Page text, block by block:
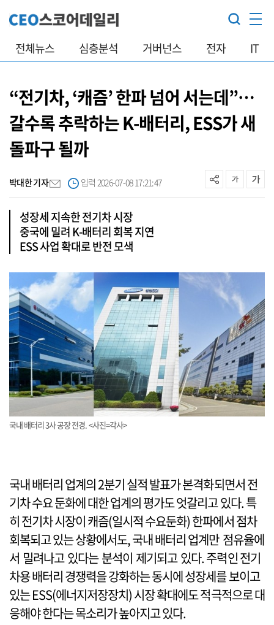
전체뉴스 심층분석 거버넌스 전자 IT
“전기차, ‘캐즘’ 한파 넘어 서는데”…
갈수록 추락하는 K-배터리, ESS가 새
돌파구 될까
박대한 기자 입력 2026-07-08 17:21:47
성장세 지속한 전기차 시장
중국에 밀려 K-배터리 회복 지연
ESS 사업 확대로 반전 모색
국내 배터리 3사 공장 전경. <사진=각사>
국내 배터리 업계의 2분기 실적 발표가 본격화되면서 전
기차 수요 둔화에 대한 업계의 평가도 엇갈리고 있다. 특
히 전기차 시장이 캐즘(일시적 수요둔화) 한파에서 점차
회복되고 있는 상황에서도, 국내 배터리 업계만 점유율에
서 밀려나고 있다는 분석이 제기되고 있다. 주력인 전기
차용 배터리 경쟁력을 강화하는 동시에 성장세를 보이고
있는 ESS(에너지저장장치) 시장 확대에도 적극적으로 대
응해야 한다는 목소리가 높아지고 있다.